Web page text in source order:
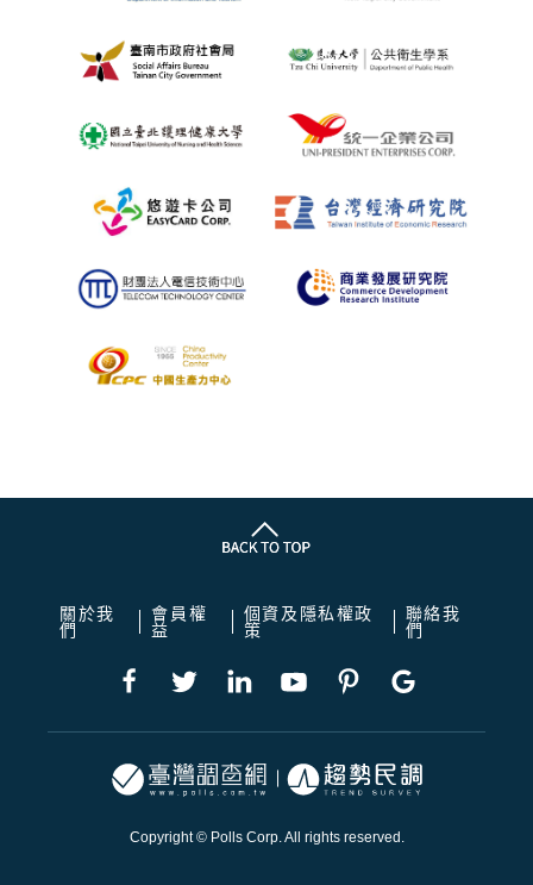
關於我
們
會員權
益
個資及隱私權政
策
聯絡我
們
Copyright © Polls Corp. All rights reserved.